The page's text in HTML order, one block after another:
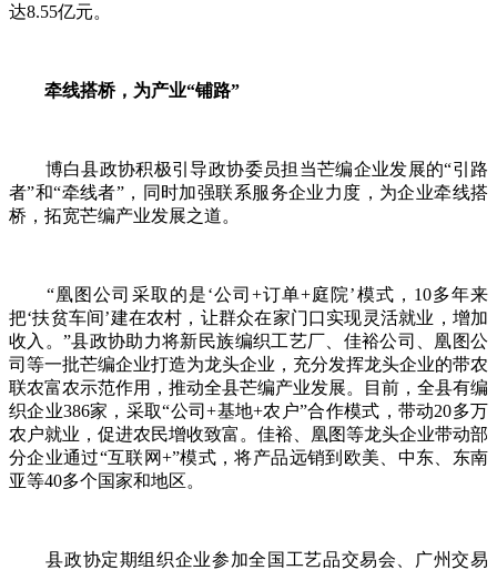
达8.55亿元。
牵线搭桥，为产业“铺路”
博白县政协积极引导政协委员担当芒编企业发展的“引路
者”和“牵线者”，同时加强联系服务企业力度，为企业牵线搭
桥，拓宽芒编产业发展之道。
“凰图公司采取的是‘公司+订单+庭院’模式，10多年来
把‘扶贫车间’建在农村，让群众在家门口实现灵活就业，增加
收入。”县政协助力将新民族编织工艺厂、佳裕公司、凰图公
司等一批芒编企业打造为龙头企业，充分发挥龙头企业的带农
联农富农示范作用，推动全县芒编产业发展。目前，全县有编
织企业386家，采取“公司+基地+农户”合作模式，带动20多万
农户就业，促进农民增收致富。佳裕、凰图等龙头企业带动部
分企业通过“互联网+”模式，将产品远销到欧美、中东、东南
亚等40多个国家和地区。
县政协定期组织企业参加全国工艺品交易会、广州交易